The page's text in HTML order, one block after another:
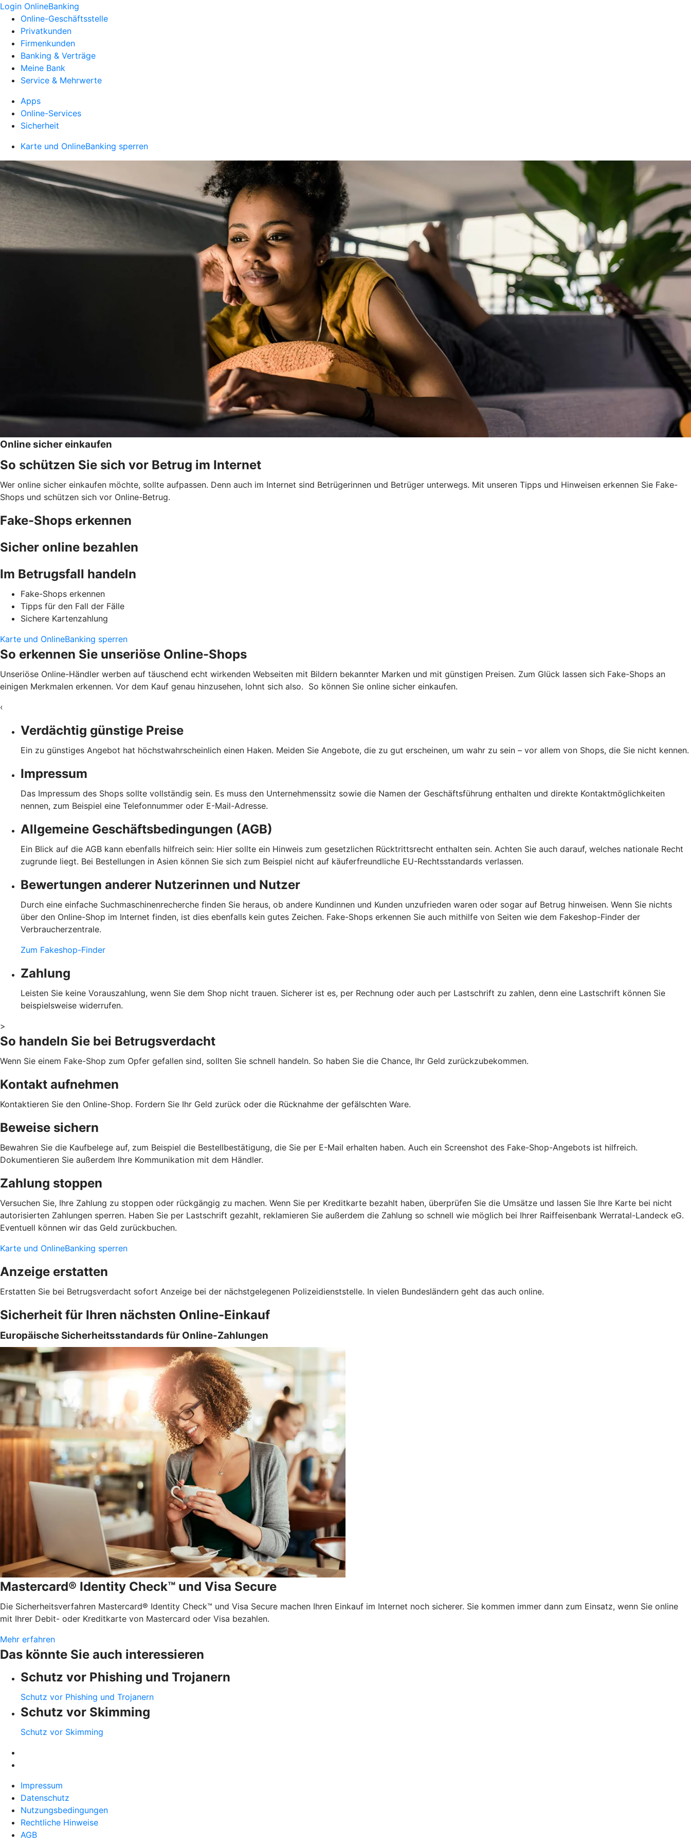
Login OnlineBanking
Online-Geschäftsstelle
Privatkunden
Firmenkunden
Banking & Verträge
Meine Bank
Service & Mehrwerte
Apps
Online-Services
Sicherheit
Karte und OnlineBanking sperren
Online sicher einkaufen
So schützen Sie sich vor Betrug im Internet
Wer online sicher einkaufen möchte, sollte aufpassen. Denn auch im Internet sind Betrügerinnen und Betrüger unterwegs. Mit unseren Tipps und Hinweisen erkennen Sie Fake-
Shops und schützen sich vor Online-Betrug.
Fake-Shops erkennen
Sicher online bezahlen
Im Betrugsfall handeln
Fake-Shops erkennen
Tipps für den Fall der Fälle
Sichere Kartenzahlung
Karte und OnlineBanking sperren
So erkennen Sie unseriöse Online-Shops
Unseriöse Online-Händler werben auf täuschend echt wirkenden Webseiten mit Bildern bekannter Marken und mit günstigen Preisen. Zum Glück lassen sich Fake-Shops an
einigen Merkmalen erkennen. Vor dem Kauf genau hinzusehen, lohnt sich also. So können Sie online sicher einkaufen.
‹
Verdächtig günstige Preise
Ein zu günstiges Angebot hat höchstwahrscheinlich einen Haken. Meiden Sie Angebote, die zu gut erscheinen, um wahr zu sein – vor allem von Shops, die Sie nicht kennen.
Impressum
Das Impressum des Shops sollte vollständig sein. Es muss den Unternehmenssitz sowie die Namen der Geschäftsführung enthalten und direkte Kontaktmöglichkeiten
nennen, zum Beispiel eine Telefonnummer oder E-Mail-Adresse.
Allgemeine Geschäftsbedingungen (AGB)
Ein Blick auf die AGB kann ebenfalls hilfreich sein: Hier sollte ein Hinweis zum gesetzlichen Rücktrittsrecht enthalten sein. Achten Sie auch darauf, welches nationale Recht
zugrunde liegt. Bei Bestellungen in Asien können Sie sich zum Beispiel nicht auf käuferfreundliche EU-Rechtsstandards verlassen.
Bewertungen anderer Nutzerinnen und Nutzer
Durch eine einfache Suchmaschinenrecherche finden Sie heraus, ob andere Kundinnen und Kunden unzufrieden waren oder sogar auf Betrug hinweisen. Wenn Sie nichts
über den Online-Shop im Internet finden, ist dies ebenfalls kein gutes Zeichen. Fake-Shops erkennen Sie auch mithilfe von Seiten wie dem Fakeshop-Finder der
Verbraucherzentrale.
Zum Fakeshop-Finder
Zahlung
Leisten Sie keine Vorauszahlung, wenn Sie dem Shop nicht trauen. Sicherer ist es, per Rechnung oder auch per Lastschrift zu zahlen, denn eine Lastschrift können Sie
beispielsweise widerrufen.
>
So handeln Sie bei Betrugsverdacht
Wenn Sie einem Fake-Shop zum Opfer gefallen sind, sollten Sie schnell handeln. So haben Sie die Chance, Ihr Geld zurückzubekommen.
Kontakt aufnehmen
Kontaktieren Sie den Online-Shop. Fordern Sie Ihr Geld zurück oder die Rücknahme der gefälschten Ware.
Beweise sichern
Bewahren Sie die Kaufbelege auf, zum Beispiel die Bestellbestätigung, die Sie per E-Mail erhalten haben. Auch ein Screenshot des Fake-Shop-Angebots ist hilfreich.
Dokumentieren Sie außerdem Ihre Kommunikation mit dem Händler.
Zahlung stoppen
Versuchen Sie, Ihre Zahlung zu stoppen oder rückgängig zu machen. Wenn Sie per Kreditkarte bezahlt haben, überprüfen Sie die Umsätze und lassen Sie Ihre Karte bei nicht
autorisierten Zahlungen sperren. Haben Sie per Lastschrift gezahlt, reklamieren Sie außerdem die Zahlung so schnell wie möglich bei Ihrer Raiffeisenbank Werratal-Landeck eG.
Eventuell können wir das Geld zurückbuchen.
Karte und OnlineBanking sperren
Anzeige erstatten
Erstatten Sie bei Betrugsverdacht sofort Anzeige bei der nächstgelegenen Polizeidienststelle. In vielen Bundesländern geht das auch online.
Sicherheit für Ihren nächsten Online-Einkauf
Europäische Sicherheitsstandards für Online-Zahlungen
Mastercard® Identity Check™ und Visa Secure
Die Sicherheitsverfahren Mastercard® Identity Check™ und Visa Secure machen Ihren Einkauf im Internet noch sicherer. Sie kommen immer dann zum Einsatz, wenn Sie online
mit Ihrer Debit- oder Kreditkarte von Mastercard oder Visa bezahlen.
Mehr erfahren
Das könnte Sie auch interessieren
Schutz vor Phishing und Trojanern
Schutz vor Phishing und Trojanern
Schutz vor Skimming
Schutz vor Skimming
Impressum
Datenschutz
Nutzungsbedingungen
Rechtliche Hinweise
AGB